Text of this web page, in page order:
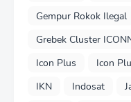
Gempur Rokok Ilegal
Grebek Cluster
Icon Plus
Icon
IKN
Indosat